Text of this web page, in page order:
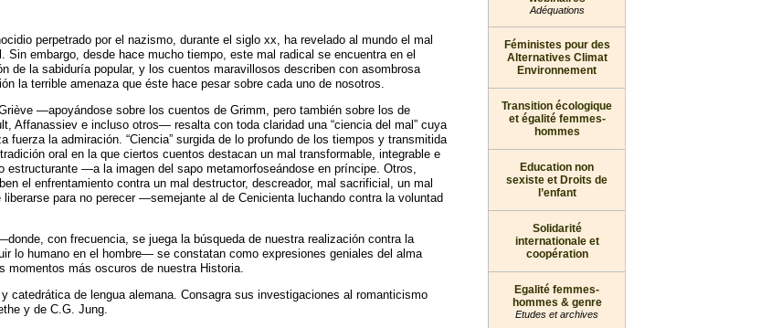
Adéquations
Féministes pour des
Alternatives Climat
Environnement
Transition écologique
et égalité femmes-
hommes
Education non
sexiste et Droits de
l’enfant
Solidarité
internationale et
coopération
Egalité femmes-
hommes & genre
Etudes et archives
perpetrado por el nazismo, durante el siglo xx, ha revelado al mundo el mal
Sin embargo, desde hace mucho tiempo, este mal radical se encuentra en el
de la sabiduría popular, y los cuentos maravillosos describen con asombrosa
la terrible amenaza que éste hace pesar sobre cada uno de nosotros.
—apoyándose sobre los cuentos de Grimm, pero también sobre los de
Affanassiev e incluso otros— resalta con toda claridad una “ciencia del mal” cuya
fuerza la admiración. “Ciencia” surgida de lo profundo de los tiempos y transmitida
oral en la que ciertos cuentos destacan un mal transformable, integrable e
estructurante —a la imagen del sapo metamorfoseándose en príncipe. Otros,
el enfrentamiento contra un mal destructor, descreador, mal sacrificial, un mal
liberarse para no perecer —semejante al de Cenicienta luchando contra la voluntad
con frecuencia, se juega la búsqueda de nuestra realización contra la
lo humano en el hombre— se constatan como expresiones geniales del alma
momentos más oscuros de nuestra Historia.
catedrática de lengua alemana. Consagra sus investigaciones al romanticismo
y de C.G. Jung.